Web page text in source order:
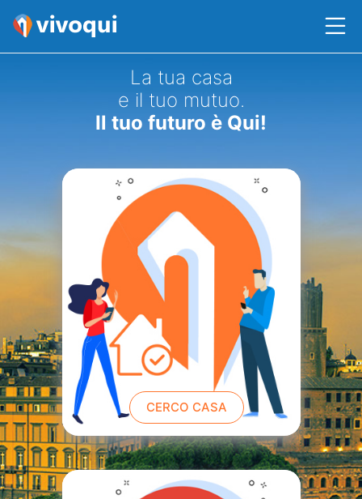
La tua casa
e il tuo mutuo.
Il tuo futuro è Qui!
CERCO CASA